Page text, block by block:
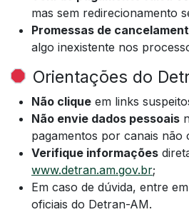
mas sem redirecionamento
Promessas de
algo inexistente nos
Orientações do
Não clique em links
Não envie dados pessoais
pagamentos por canais não
Verifique informações
www.detran.am.gov.br;
Em caso de dúvida, entre
oficiais do Detran-AM.